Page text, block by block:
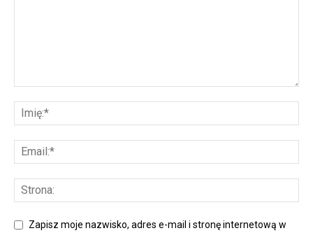
Zapisz moje nazwisko, adres e-mail i stronę internetową w